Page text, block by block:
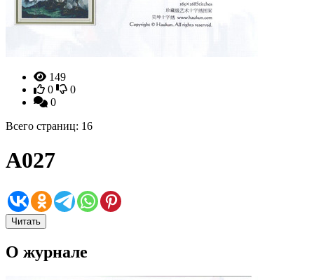
149
0
0
0
Всего страниц: 16
A027
Читать
О журнале